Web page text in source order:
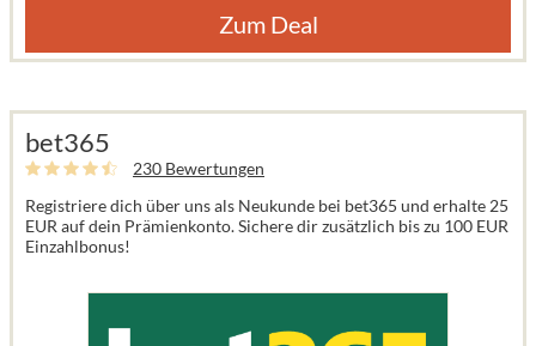
Zum Deal
bet365
230 Bewertungen
Registriere dich über uns als Neukunde bei bet365 und erhalte 25
EUR auf dein Prämienkonto. Sichere dir zusätzlich bis zu 100 EUR
Einzahlbonus!